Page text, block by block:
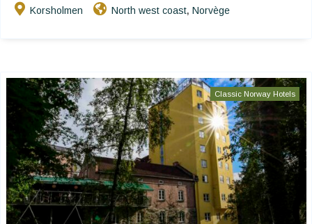
Korsholmen North west coast, Norvège
Classic Norway Hotels